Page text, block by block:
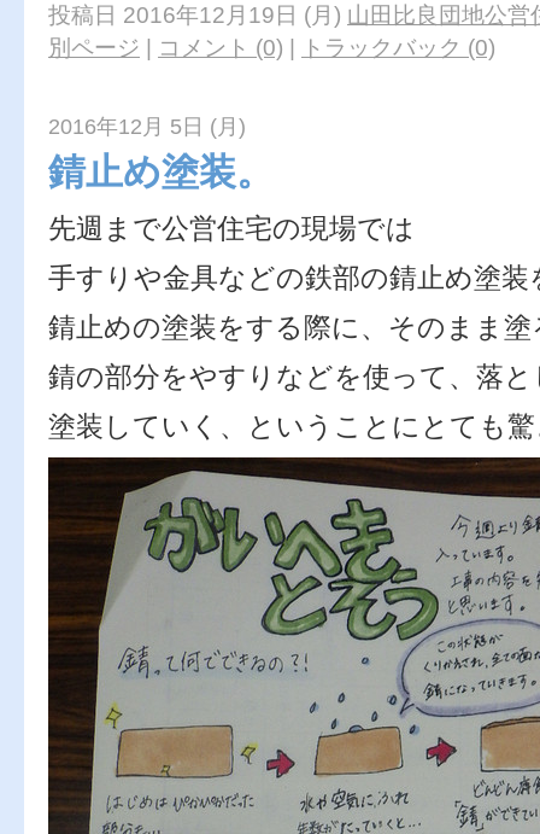
投稿日 2016年12月19日 (月) 山田比良団地公営
別ページ | コメント (0) | トラックバック (0)
2016年12月 5日 (月)
錆止め塗装。
先週まで公営住宅の現場では
手すりや金具などの鉄部の錆止め塗
錆止めの塗装をする際に、そのまま
錆の部分をやすりなどを使って、落
塗装していく、ということにとても